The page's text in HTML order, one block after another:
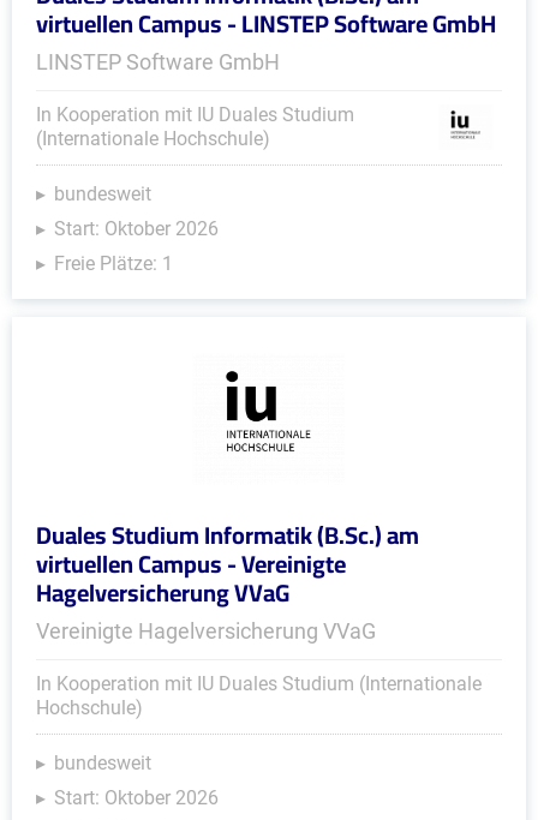
virtuellen Campus - LINSTEP Software GmbH
LINSTEP Software GmbH
In Kooperation mit IU Duales Studium
(Internationale Hochschule)
bundesweit
Start: Oktober 2026
Freie Plätze: 1
Duales Studium Informatik (B.Sc.) am
virtuellen Campus - Vereinigte
Hagelversicherung VVaG
Vereinigte Hagelversicherung VVaG
In Kooperation mit IU Duales Studium (Internationale
Hochschule)
bundesweit
Start: Oktober 2026